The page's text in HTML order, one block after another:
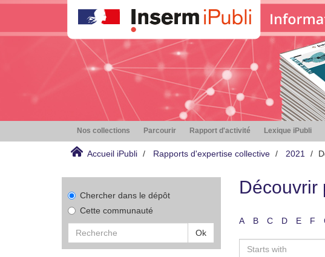
Nos collections Parcourir Rapport d'activité Lexique iPubli
Accueil iPubli Rapports d'expertise collective 2021
Chercher dans le dépôt
Cette communauté
Ok
Découvrir
A B C D E F